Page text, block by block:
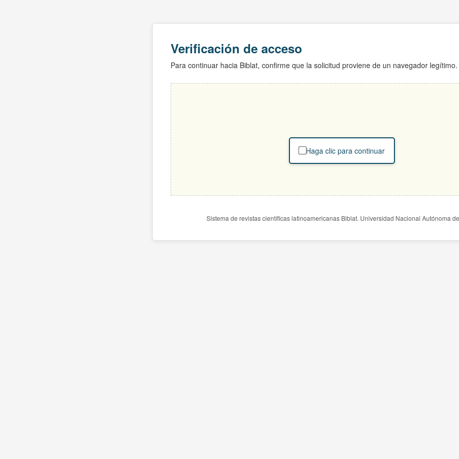
Verificación de acceso
Para continuar hacia Biblat, confirme que la solicitud proviene de un navegador legítimo.
Haga clic para continuar
Sistema de revistas científicas latinoamericanas Biblat. Universidad Nacional Autónoma